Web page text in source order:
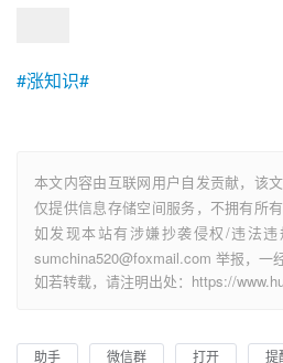
#涨知识#
本文内容由互联网用户自发贡献，该
仅提供信息存储空间服务，不拥有所
如发现本站有涉嫌抄袭侵权/违法
sumchina520@foxmail.com 举报，一
如若转载，请注明出处：https://
助手 微信群 打开 提